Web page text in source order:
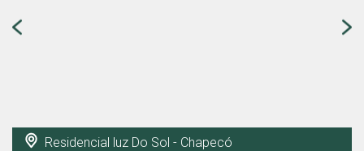
Residencial luz Do Sol - Chapecó